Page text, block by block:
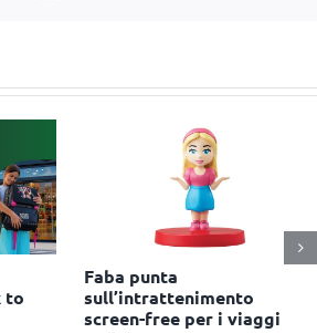
la
Città del sole: Il gioco di
inOrto fa tappa a Pavia
24 Giugno 2026 - 11:28